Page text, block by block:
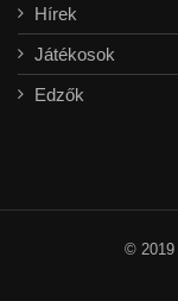
Hírek
Játékosok
Edzők
© 2019